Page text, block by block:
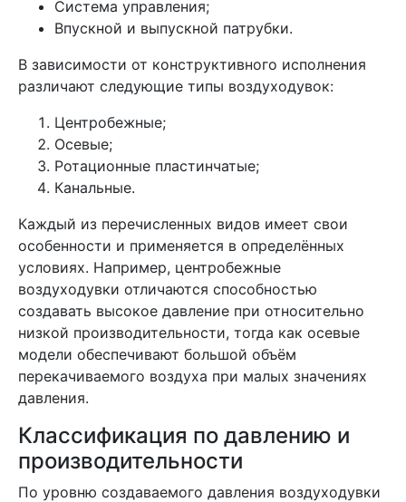
Система управления;
Впускной и выпускной патрубки.
В зависимости от конструктивного исполнения
различают следующие типы воздуходувок:
Центробежные;
Осевые;
Ротационные пластинчатые;
Канальные.
Каждый из перечисленных видов имеет свои
особенности и применяется в определённых
условиях. Например, центробежные
воздуходувки отличаются способностью
создавать высокое давление при относительно
низкой производительности, тогда как осевые
модели обеспечивают большой объём
перекачиваемого воздуха при малых значениях
давления.
Классификация по давлению и
производительности
По уровню создаваемого давления воздуходувки